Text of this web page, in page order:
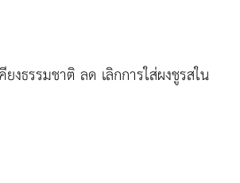
งธรรมชาติ ลด เลิกการใส่ผงชูรสใน